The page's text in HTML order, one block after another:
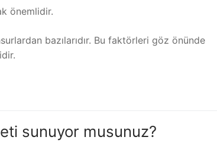
önemlidir.
bazılarıdır. Bu faktörleri göz önünde
sunuyor musunuz?